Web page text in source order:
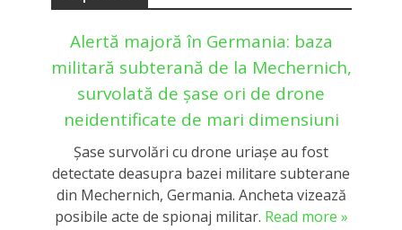
Alertă majoră în Germania: baza
militară subterană de la Mechernich,
survolată de șase ori de drone
neidentificate de mari dimensiuni
Şase survolări cu drone uriașe au fost
detectate deasupra bazei militare subterane
din Mechernich, Germania. Ancheta vizează
posibile acte de spionaj militar. Read more »